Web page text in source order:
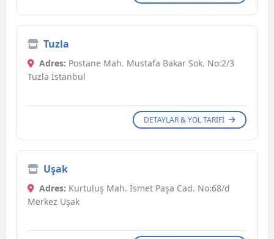
Tuzla
Adres: Postane Mah. Mustafa Bakar Sok. No:2/3
Tuzla İstanbul
DETAYLAR & YOL TARIFI
Uşak
Adres: Kurtuluş Mah. İsmet Paşa Cad. No:68/d
Merkez Uşak